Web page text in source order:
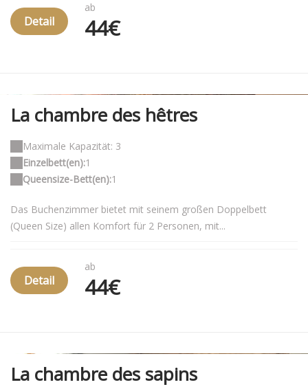
Detail
ab
44€
La chambre des hêtres
Maximale Kapazität: 3
Einzelbett(en):1
Queensize-Bett(en):1
Das Buchenzimmer bietet mit seinem großen Doppelbett
(Queen Size) allen Komfort für 2 Personen, mit...
Detail
ab
44€
La chambre des sapins